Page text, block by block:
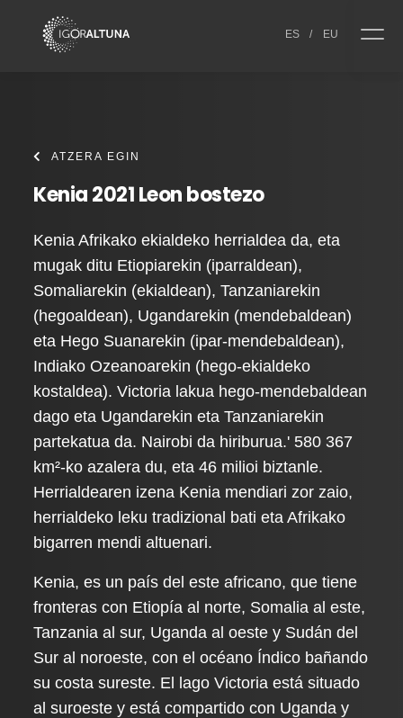
ES / EU
ATZERA EGIN
Kenia 2021 Leon bostezo
Kenia Afrikako ekialdeko herrialdea da, eta
mugak ditu Etiopiarekin (iparraldean),
Somaliarekin (ekialdean), Tanzaniarekin
(hegoaldean), Ugandarekin (mendebaldean)
eta Hego Suanarekin (ipar-mendebaldean),
Indiako Ozeanoarekin (hego-ekialdeko
kostaldea). Victoria lakua hego-mendebaldean
dago eta Ugandarekin eta Tanzaniarekin
partekatua da. Nairobi da hiriburua.' 580 367
km²-ko azalera du, eta 46 milioi biztanle.
Herrialdearen izena Kenia mendiari zor zaio,
herrialdeko leku tradizional bati eta Afrikako
bigarren mendi altuenari.
Kenia, es un país del este africano, que tiene
fronteras con Etiopía al norte, Somalia al este,
Tanzania al sur, Uganda al oeste y Sudán del
Sur al noroeste, con el océano Índico bañando
su costa sureste. El lago Victoria está situado
al suroeste y está compartido con Uganda y